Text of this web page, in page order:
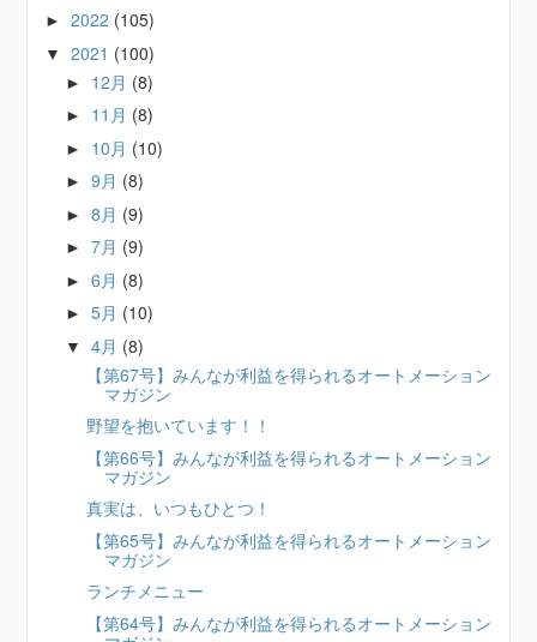
►2022 (105)
▼2021 (100)
► 12月 (8)
► 11月 (8)
► 10月 (10)
►9月 (8)
►8月 (9)
►7月 (9)
►6月 (8)
►5月 (10)
▼4月 (8)
【第67号】みんなが利益を得られるオートメーション
マガジン
野望を抱いています！！
【第66号】みんなが利益を得られるオートメーション
マガジン
真実は、いつもひとつ！
【第65号】みんなが利益を得られるオートメーション
マガジン
ランチメニュー
【第64号】みんなが利益を得られるオートメーション